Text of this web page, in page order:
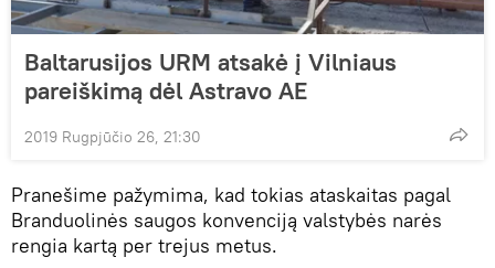
Baltarusijos URM atsakė į Vilniaus
pareiškimą dėl Astravo AE
2019 Rugpjūčio 26, 21:30
Pranešime pažymima, kad tokias ataskaitas pagal
Branduolinės saugos konvenciją valstybės narės
rengia kartą per trejus metus.